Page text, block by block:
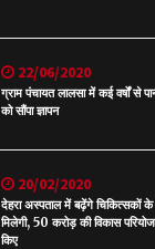
22/06/2020
ग्राम पंचायत लालसा में कई वर्षों से
को सौंपा ज्ञापन
20/02/2020
देहरा अस्पताल में बढ़ेंगे चिकित्सकों
मिलेगी, 50 करोड़ की विकास
किए